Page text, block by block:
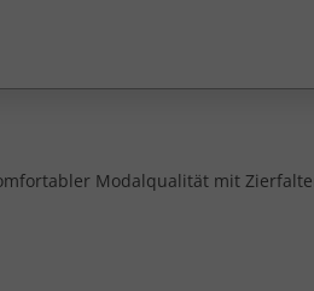
Modalqualität mit